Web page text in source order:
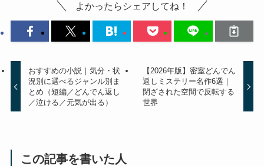
よかったらシェアしてね！
おすすめの小説｜気分・状
況別に選べるジャンル別ま
とめ（短編／どんでん返し
／泣ける／元気が出る）
【2026年版】密室どんでん
返しミステリー名作6選｜
閉ざされた空間で反転する
世界
この記事を書いた人